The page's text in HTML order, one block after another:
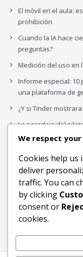
El móvil en el aula:
prohibición
Cuando la IA hace
preguntas?
Medición del uso en
Informe especial:
una plataforma de
¿Y si Tinder
La paradoja del
complejidad de la IA
Los organigramas
IA acaba de
Buscar
We respect
Cookies help us
deliver
traffic. You can
by clicking
consent or
cookies.